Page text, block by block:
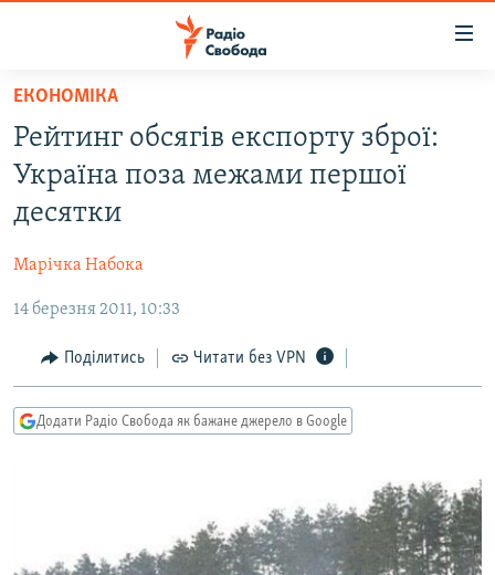
Перейти
основного
матеріалу
Перейти
до
основної
навігації
Перейти
пошуку
РАДІО СВОБОДА – 70 РОКІВ
СТАТТІ
ЕКОНОМІКА
СУСПІЛЬСТВО
КУЛЬТУРА
УКРАЇНА
РОСІЙСЬКА «ФІЛЬТРАЦІЯ»
ДОНБАС.РЕАЛІЇ
КРИМ.РЕАЛІЇ
СХЕМИ
ФОТО
ЕКОНОМІКА
Рейтинг обсягів експорту зброї:
Україна поза межами першої
десятки
Марічка Набока
14 березня 2011, 10:33
Поділитись Читати без VPN
Додати Радіо Свобода як бажане джерело в Google